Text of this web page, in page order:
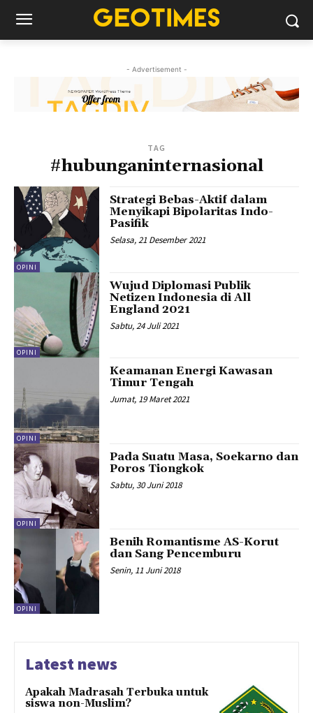
- Advertisement -
TAG
#hubunganinternasional
OPINI
Strategi Bebas-Aktif dalam
Menyikapi Bipolaritas Indo-
Pasifik
Selasa, 21 Desember 2021
OPINI
Wujud Diplomasi Publik
Netizen Indonesia di All
England 2021
Sabtu, 24 Juli 2021
OPINI
Keamanan Energi Kawasan
Timur Tengah
Jumat, 19 Maret 2021
OPINI
Pada Suatu Masa, Soekarno dan
Poros Tiongkok
Sabtu, 30 Juni 2018
OPINI
Benih Romantisme AS-Korut
dan Sang Pencemburu
Senin, 11 Juni 2018
Latest news
Apakah Madrasah Terbuka untuk
siswa non-Muslim?